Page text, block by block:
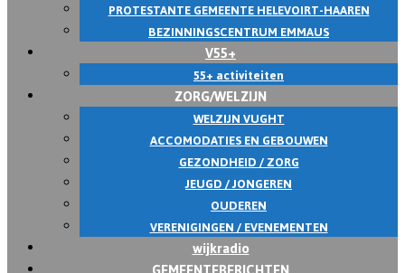
PROTESTANTE GEMEENTE HELEVOIRT-HAAREN
BEZINNINGSCENTRUM EMMAUS
V55+
55+ activiteiten
ZORG/WELZIJN
WELZIJN VUGHT
ACCOMODATIES EN GEBOUWEN
GEZONDHEID / ZORG
JEUGD / JONGEREN
OUDEREN
VERENIGINGEN / EVENEMENTEN
wijkradio